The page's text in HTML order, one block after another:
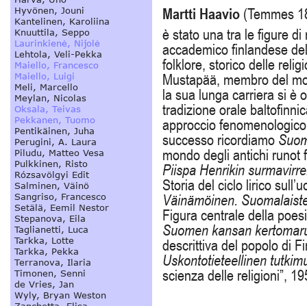
Martti Haavio (Temmes
è stato una tra le figure
accademico finlandese
folklore, storico delle
Mustapää, membro del
la sua lunga carriera si è
tradizione orale
approccio
successo ricordiamo
mondo degli antichi runot
Piispa Henrikin
Storia del ciclo lirico
Väinämöinen.
Figura centrale della
Suomen kansan
descrittiva del popolo di
Uskontotieteellinen
scienza delle religioni”,